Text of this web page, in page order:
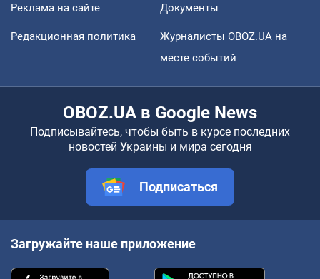
Реклама на сайте Документы
Редакционная политика
Журналисты OBOZ.UA на
месте событий
OBOZ.UA в Google News
Подписывайтесь, чтобы быть в курсе последних
новостей Украины и мира сегодня
Подписаться
Загружайте наше приложение